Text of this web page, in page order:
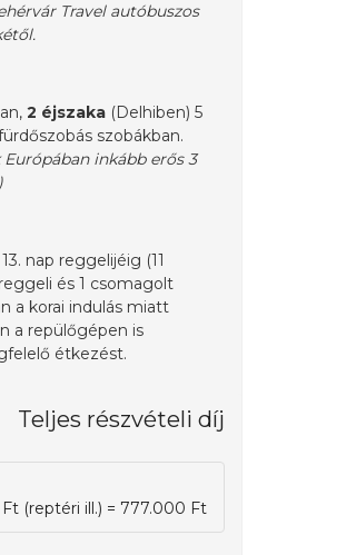
Travel autóbuszos
2 éjszaka (Delhiben) 5
szobákban.
inkább erős 3
nap reggelijéig (11
és 1 csomagolt
a korai indulás miatt
a repülőgépen is
étkezést.
Teljes részvételi díj
(reptéri ill.) = 777.000 Ft